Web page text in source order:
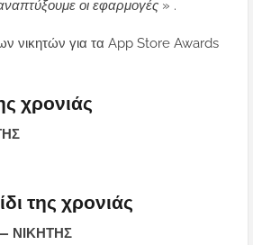
οι εφαρμογές » .
νικητών για τα App Store Awards
χρονιάς
της χρονιάς
ΝΙΚΗΤΗΣ